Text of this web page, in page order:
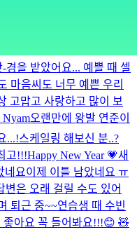
-경을 받았어요... 예쁠 때 셀
마음씨도 너무 예쁜 우리
고맙고 사랑하고 많이 보
Nyam오랜만에 왕발 연준이
...!스케일링 해보신 분..?
고!!!Happy New Year 💗새
네요이제 이틀 남았네요 ㅠ
변은 오래 걸릴 수도 있어
퇴근 중~~연습생 때 수빈
좋아요 꼭 들어봐요!!!😊 🧸